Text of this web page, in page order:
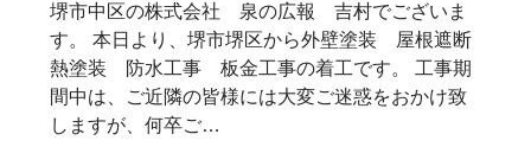
堺市中区の株式会社 泉の広報 吉村でございま
す。 本日より、堺市堺区から外壁塗装 屋根遮断
熱塗装 防水工事 板金工事の着工です。 工事期
間中は、ご近隣の皆様には大変ご迷惑をおかけ致
しますが、何卒ご…